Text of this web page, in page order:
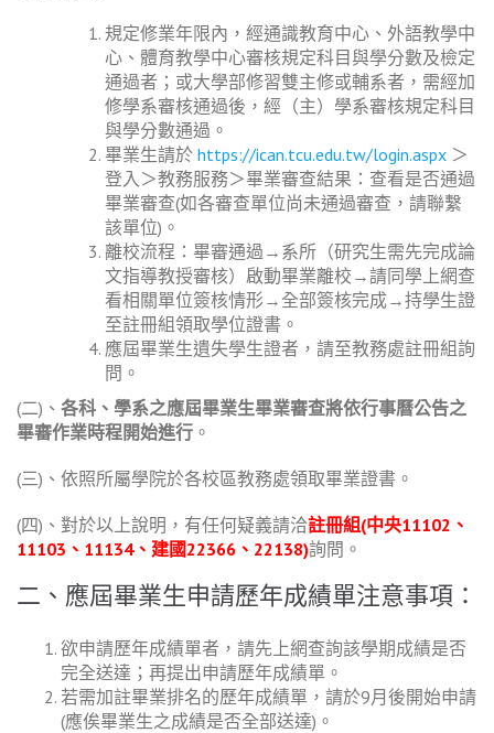
規定修業年限內，經通識教育中心、外語教學中
心、體育教學中心審核規定科目與學分數及檢定
通過者；或大學部修習雙主修或輔系者，需經加
修學系審核通過後，經（主）學系審核規定科目
與學分數通過。
畢業生請於 https://ican.tcu.edu.tw/login.aspx ＞
登入＞教務服務＞畢業審查結果：查看是否通過
畢業審查(如各審查單位尚未通過審查，請聯繫
該單位) 。
離校流程：畢審通過→系所（研究生需先完成論
文指導教授審核）啟動畢業離校→請同學上網查
看相關單位簽核情形→全部簽核完成→持學生證
至註冊組領取學位證書。
應屆畢業生遺失學生證者，請至教務處註冊組詢
問。
(二)、 各科、學系之應屆畢業生畢業審查將依行事曆公告之
畢審作業時程開始進行 。
(三)、依照所屬學院於各校區教務處領取畢業證書。
(四)、對於以上說明，有任何疑義請洽註冊組(中央11102、
11103、11134、建國22366、22138)詢問。
二、應屆畢業生申請歷年成績單注意事項：
欲申請歷年成績單者，請先上網查詢該學期成績是否
完全送達；再提出申請歷年成績單。
若需加註畢業排名的歷年成績單，請於9月後開始申請
(應俟畢業生之成績是否全部送達)。